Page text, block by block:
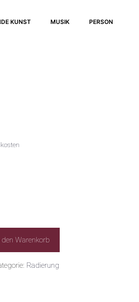
KUNST MUSIK PERSON
den Warenkorb
Radierung